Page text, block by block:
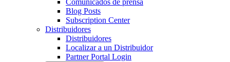
Comunicados de prensa
Blog Posts
Subscription Center
Distribuidores
Distribuidores
Localizar a un Distribuidor
Partner Portal Login